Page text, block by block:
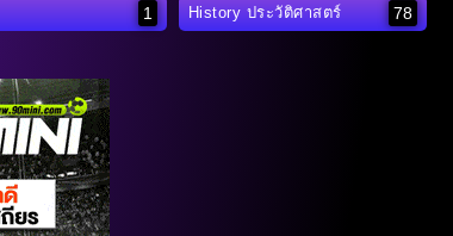
1 History ประวัติศาสตร์ 78